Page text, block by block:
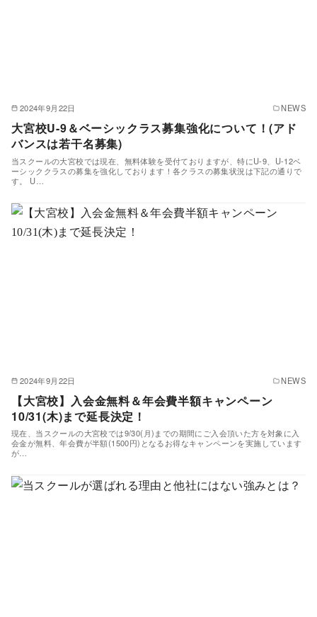
2024年9月22日 NEWS
大宮校U-9＆ベーシックラス募集強化について！(アド
バンスは若干名募集)
当スクールの大宮校では現在、無料体験を受付ておりますが、特にU-9、U-12ベ
ーシッククラスの募集を強化しております！各クラスの募集状況は下記の通りで
す。 U…
2024年9月22日 NEWS
【大宮校】入会金無料＆年会費半額キャンペーン
10/31(木)まで延長決定！
現在、当スクールの大宮校では9/30(月)までの期間にご入会頂いた方を対象に入
会金が無料、年会費が半額(1500円)となるお得なキャンペーンを実施しています
が…